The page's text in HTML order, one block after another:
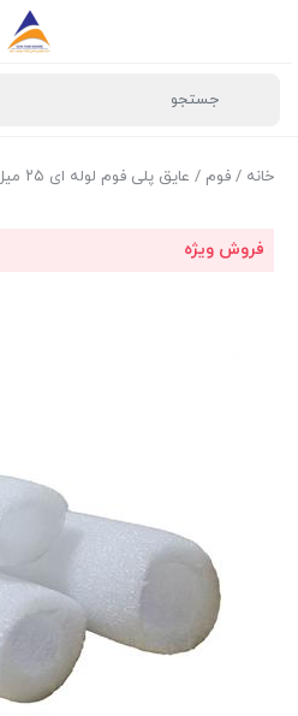
خانه / فوم / عایق پلی فوم لوله ای ۲۵ میل
فروش ویژه